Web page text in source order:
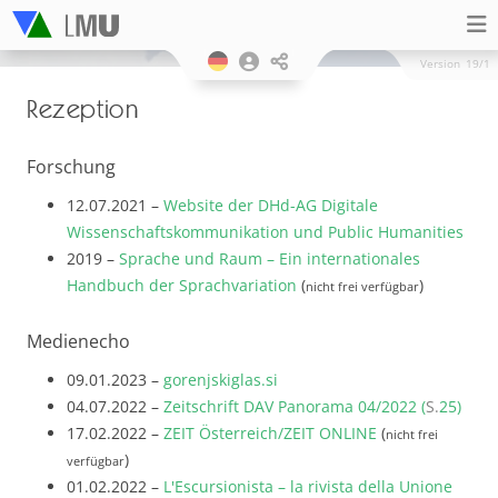
Version 19/1
Rezeption
Forschung
12.07.2021 – Website der DHd-AG Digitale
Wissenschaftskommunikation und Public Humanities
2019 – Sprache und Raum – Ein internationales
Handbuch der Sprachvariation (nicht frei verfügbar)
Medienecho
09.01.2023 – gorenjskiglas.si
04.07.2022 – Zeitschrift DAV Panorama 04/2022 (S.25)
17.02.2022 – ZEIT Österreich/ZEIT ONLINE (nicht frei
verfügbar)
01.02.2022 – L'Escursionista – la rivista della Unione